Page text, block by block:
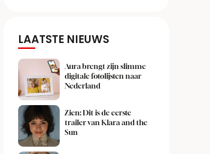
LAATSTE NIEUWS
Aura brengt zijn slimme
digitale fotolijsten naar
Nederland
Zien: Dit is de eerste
trailer van Klara and the
Sun